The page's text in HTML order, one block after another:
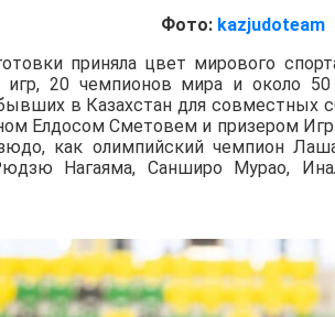
Фото: kazjudoteam
приняла цвет мирового
игр, 20 чемпионов мира и около
в Казахстан для совместных
Елдосом Сметовем и призером
как олимпийский чемпион
Нагаяма, Санширо Мурао,